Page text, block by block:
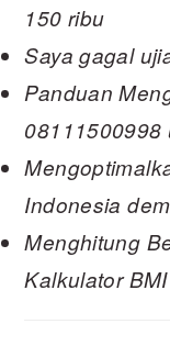
150 ribu
Saya gagal
Panduan
08111500998
Indonesia
Menghitung
Kalkulator BMI